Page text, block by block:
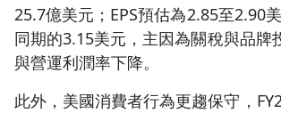
25.7億美元；EPS預估為2.85至2.90
同期的3.15美元，主因為關稅與品牌
與營運利潤率下降。
此外，美國消費者行為更趨保守，